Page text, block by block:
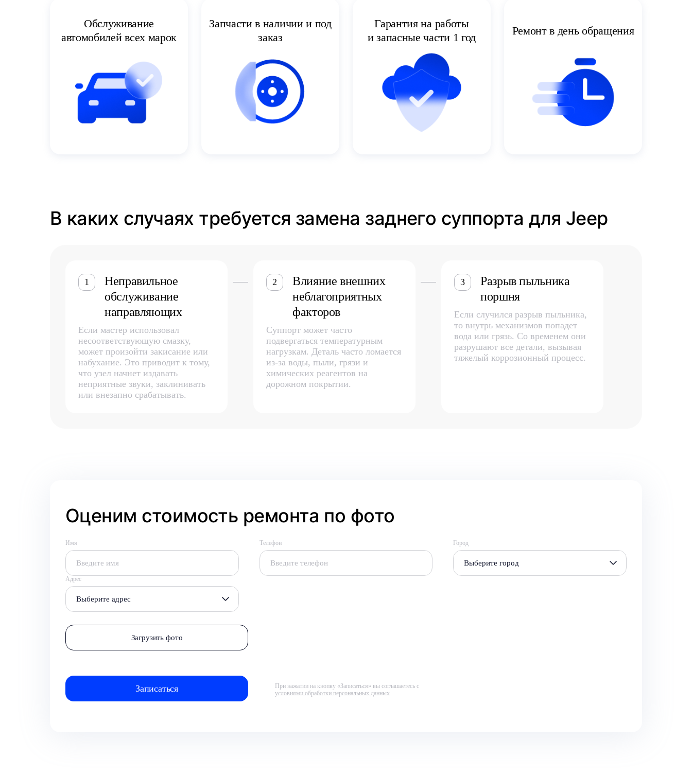
Обслуживание
автомобилей всех марок
Запчасти в наличии и под
заказ
Гарантия на работы
и запасные части 1 год
Ремонт в день обращения
В каких случаях требуется замена заднего суппорта для Jeep
1
Неправильное
обслуживание
направляющих
Если мастер использовал
несоответствующую смазку,
может произойти закисание или
набухание. Это приводит к тому,
что узел начнет издавать
неприятные звуки, заклинивать
или внезапно срабатывать.
2
Влияние внешних
неблагоприятных
факторов
Суппорт может часто
подвергаться температурным
нагрузкам. Деталь часто ломается
из-за воды, пыли, грязи и
химических реагентов на
дорожном покрытии.
3
Разрыв пыльника
поршня
Если случился разрыв пыльника,
то внутрь механизмов попадет
вода или грязь. Со временем они
разрушают все детали, вызывая
тяжелый коррозионный процесс.
Оценим стоимость ремонта по фото
Имя Телефон Город
Выберите город
Адрес
Выберите адрес
Загрузить фото
При нажатии на кнопку «Записаться» вы соглашаетесь с
условиями обработки персональных данных